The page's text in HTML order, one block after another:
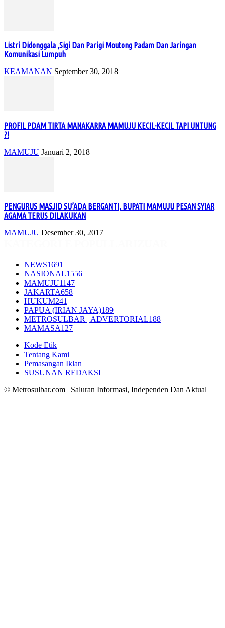
Listri Didonggala ,Sigi Dan Parigi Moutong Padam Dan Jaringan
Komunikasi Lumpuh
KEAMANAN September 30, 2018
PROFIL PDAM TIRTA MANAKARRA MAMUJU KECIL-KECIL TAPI UNTUNG
?!
MAMUJU Januari 2, 2018
PENGURUS MASJID SU’ADA BERGANTI, BUPATI MAMUJU PESAN SYIAR
AGAMA TERUS DILAKUKAN
MAMUJU Desember 30, 2017
NEWS1691
NASIONAL1556
MAMUJU1147
JAKARTA658
HUKUM241
PAPUA (IRIAN JAYA)189
METROSULBAR | ADVERTORIAL188
MAMASA127
Kode Etik
Tentang Kami
Pemasangan Iklan
SUSUNAN REDAKSI
© Metrosulbar.com | Saluran Informasi, Independen Dan Aktual